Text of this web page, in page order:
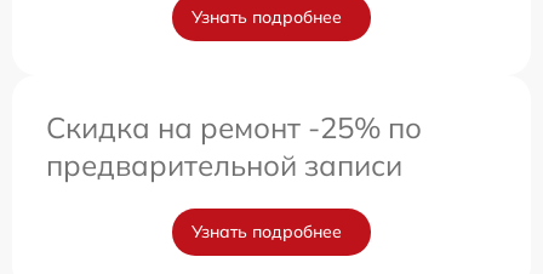
Узнать подробнее
Скидка на ремонт -25% по
предварительной записи
Узнать подробнее